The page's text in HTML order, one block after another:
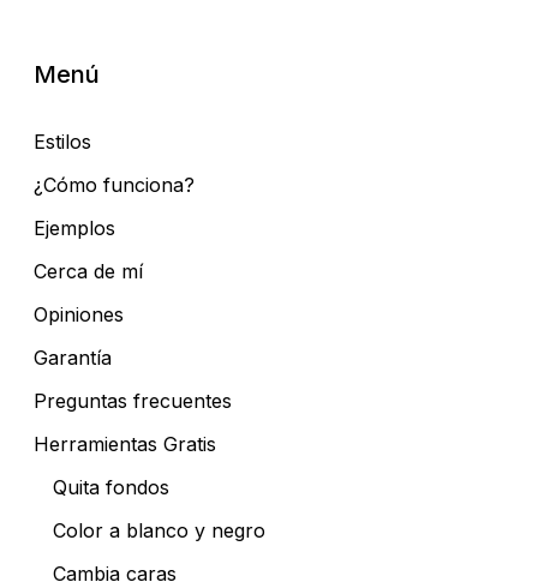
Menú
Estilos
¿Cómo funciona?
Ejemplos
Cerca de mí
Opiniones
Garantía
Preguntas frecuentes
Herramientas Gratis
Quita fondos
Color a blanco y negro
Cambia caras